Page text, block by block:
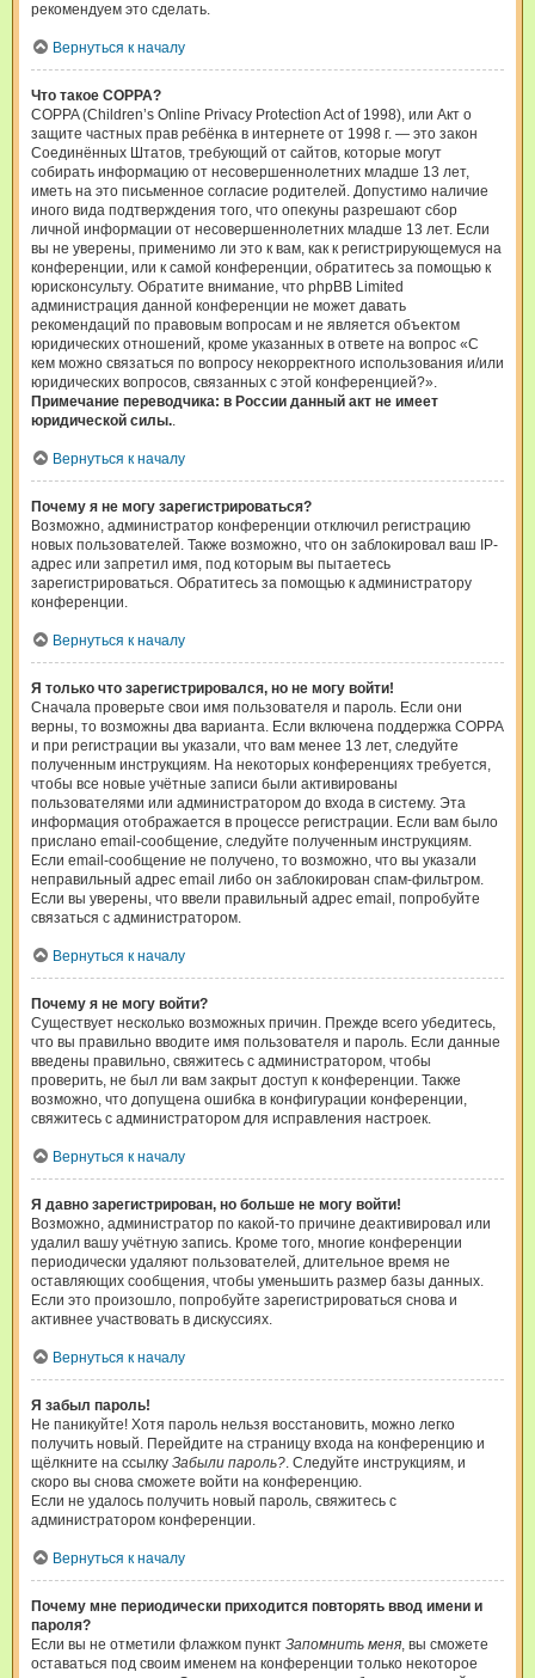
рекомендуем это сделать.
Вернуться к началу
Что такое COPPA?
COPPA (Children’s Online Privacy Protection Act of 1998), или Акт о
защите частных прав ребёнка в интернете от 1998 г. — это закон
Соединённых Штатов, требующий от сайтов, которые могут
собирать информацию от несовершеннолетних младше 13 лет,
иметь на это письменное согласие родителей. Допустимо наличие
иного вида подтверждения того, что опекуны разрешают сбор
личной информации от несовершеннолетних младше 13 лет. Если
вы не уверены, применимо ли это к вам, как к регистрирующемуся на
конференции, или к самой конференции, обратитесь за помощью к
юрисконсульту. Обратите внимание, что phpBB Limited
администрация данной конференции не может давать
рекомендаций по правовым вопросам и не является объектом
юридических отношений, кроме указанных в ответе на вопрос «С
кем можно связаться по вопросу некорректного использования и/или
юридических вопросов, связанных с этой конференцией?».
Примечание переводчика: в России данный акт не имеет
юридической силы..
Вернуться к началу
Почему я не могу зарегистрироваться?
Возможно, администратор конференции отключил регистрацию
новых пользователей. Также возможно, что он заблокировал ваш IP-
адрес или запретил имя, под которым вы пытаетесь
зарегистрироваться. Обратитесь за помощью к администратору
конференции.
Вернуться к началу
Я только что зарегистрировался, но не могу войти!
Сначала проверьте свои имя пользователя и пароль. Если они
верны, то возможны два варианта. Если включена поддержка COPPA
и при регистрации вы указали, что вам менее 13 лет, следуйте
полученным инструкциям. На некоторых конференциях требуется,
чтобы все новые учётные записи были активированы
пользователями или администратором до входа в систему. Эта
информация отображается в процессе регистрации. Если вам было
прислано email-сообщение, следуйте полученным инструкциям.
Если email-сообщение не получено, то возможно, что вы указали
неправильный адрес email либо он заблокирован спам-фильтром.
Если вы уверены, что ввели правильный адрес email, попробуйте
связаться с администратором.
Вернуться к началу
Почему я не могу войти?
Существует несколько возможных причин. Прежде всего убедитесь,
что вы правильно вводите имя пользователя и пароль. Если данные
введены правильно, свяжитесь с администратором, чтобы
проверить, не был ли вам закрыт доступ к конференции. Также
возможно, что допущена ошибка в конфигурации конференции,
свяжитесь с администратором для исправления настроек.
Вернуться к началу
Я давно зарегистрирован, но больше не могу войти!
Возможно, администратор по какой-то причине деактивировал или
удалил вашу учётную запись. Кроме того, многие конференции
периодически удаляют пользователей, длительное время не
оставляющих сообщения, чтобы уменьшить размер базы данных.
Если это произошло, попробуйте зарегистрироваться снова и
активнее участвовать в дискуссиях.
Вернуться к началу
Я забыл пароль!
Не паникуйте! Хотя пароль нельзя восстановить, можно легко
получить новый. Перейдите на страницу входа на конференцию и
щёлкните на ссылку Забыли пароль?. Следуйте инструкциям, и
скоро вы снова сможете войти на конференцию.
Если не удалось получить новый пароль, свяжитесь с
администратором конференции.
Вернуться к началу
Почему мне периодически приходится повторять ввод имени и
пароля?
Если вы не отметили флажком пункт Запомнить меня, вы сможете
оставаться под своим именем на конференции только некоторое